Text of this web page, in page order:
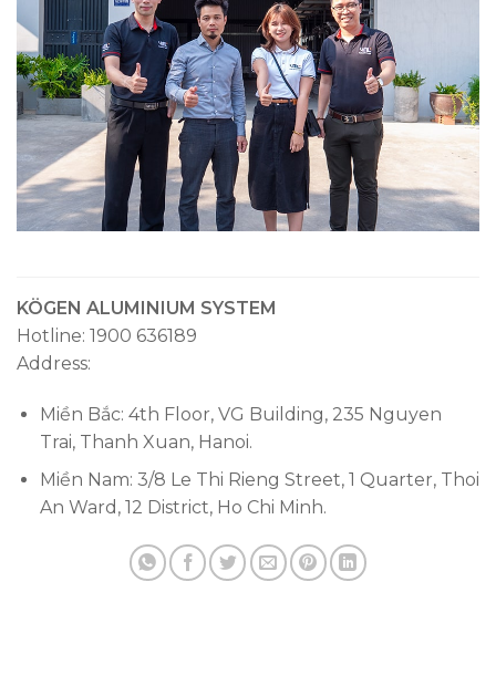
KÖGEN ALUMINIUM SYSTEM
Hotline: 1900 636189
Address:
Miền Bắc: 4th Floor, VG Building, 235 Nguyen
Trai, Thanh Xuan, Hanoi.
Miền Nam: 3/8 Le Thi Rieng Street, 1 Quarter, Thoi
An Ward, 12 District, Ho Chi Minh.